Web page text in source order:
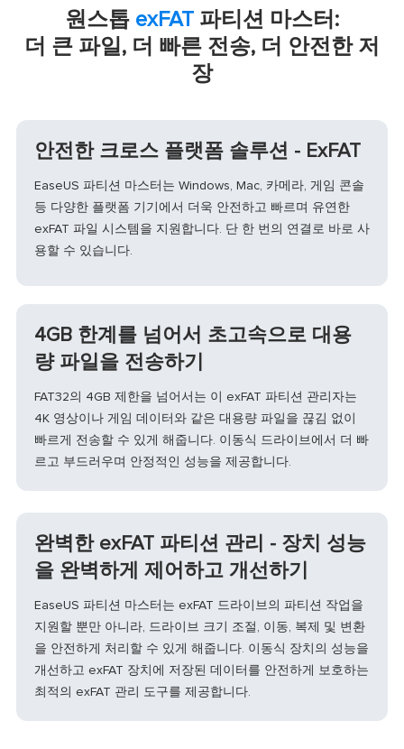
원스톱 exFAT 파티션 마스터:
더 큰 파일, 더 빠른 전송, 더 안전한 저
장
안전한 크로스 플랫폼 솔루션 - ExFAT
EaseUS 파티션 마스터는 Windows, Mac, 카메라, 게임 콘솔
등 다양한 플랫폼 기기에서 더욱 안전하고 빠르며 유연한
exFAT 파일 시스템을 지원합니다. 단 한 번의 연결로 바로 사
용할 수 있습니다.
4GB 한계를 넘어서 초고속으로 대용
량 파일을 전송하기
FAT32의 4GB 제한을 넘어서는 이 exFAT 파티션 관리자는
4K 영상이나 게임 데이터와 같은 대용량 파일을 끊김 없이
빠르게 전송할 수 있게 해줍니다. 이동식 드라이브에서 더 빠
르고 부드러우며 안정적인 성능을 제공합니다.
완벽한 exFAT 파티션 관리 - 장치 성능
을 완벽하게 제어하고 개선하기
EaseUS 파티션 마스터는 exFAT 드라이브의 파티션 작업을
지원할 뿐만 아니라, 드라이브 크기 조절, 이동, 복제 및 변환
을 안전하게 처리할 수 있게 해줍니다. 이동식 장치의 성능을
개선하고 exFAT 장치에 저장된 데이터를 안전하게 보호하는
최적의 exFAT 관리 도구를 제공합니다.